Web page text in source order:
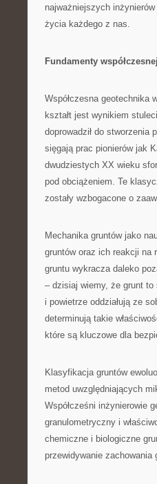
najważniejszych
życia każdego z nas.
Fundamenty
Współczesna geotechnika
kształt jest wynikiem
doprowadził do
sięgają prac pionierów jak
dwudziestych XX wieku
pod obciążeniem. Te
zostały wzbogacone o
Mechanika gruntów jako
gruntów oraz ich reakcji na
gruntu wykracza daleko
– dzisiaj wiemy, że grunt
i powietrze oddziałują ze
determinują takie
które są kluczowe dla
Klasyfikacja gruntów
metod uwzględniających
Współcześni inżynierowie
granulometryczny i
chemiczne i biologiczne
przewidywanie